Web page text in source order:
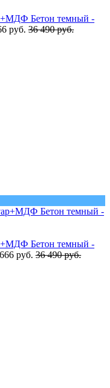
Бетон темный -
руб. 36 490 руб.
Бетон темный -
руб. 36 490 руб.